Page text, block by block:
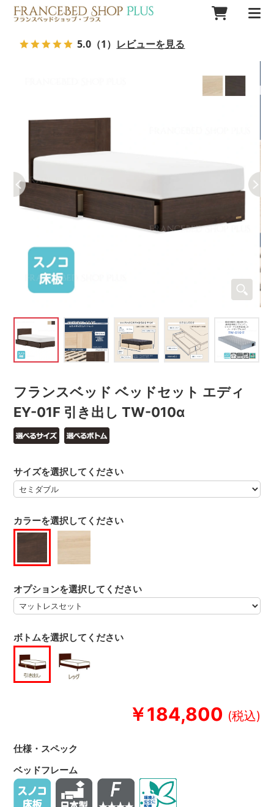
フランスベッド ベッドセット エディ
EY-01F 引き出し TW-010α
￥184,800
カラーを選択してください
サイズを選択してください
オプションを選択してください
ボトムを選択してください
仕様・スペック
ベッドフレーム
5.0 （1） レビューを見る